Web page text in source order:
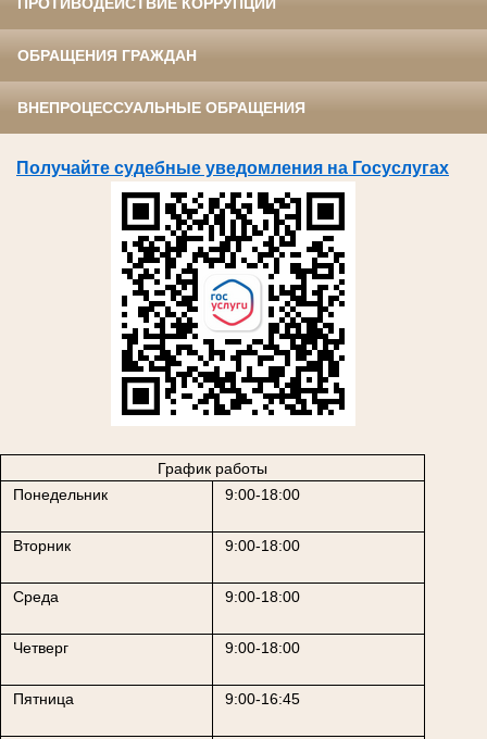
ОБРАЩЕНИЯ ГРАЖДАН
ВНЕПРОЦЕССУАЛЬНЫЕ ОБРАЩЕНИЯ
Получайте судебные уведомления на Госуслугах
График работы
Понедельник
9:00-18:00
Вторник 9:00-18:00
Среда 9:00-18:00
Четверг 9:00-18:00
Пятница 9:00-16:45